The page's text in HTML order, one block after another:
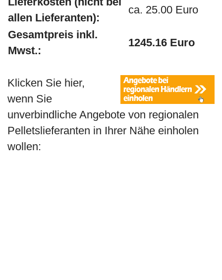
allen Lieferanten):
ca. 25.00 Euro
Gesamtpreis inkl.
Mwst.:
1245.16 Euro
Klicken Sie hier,
wenn Sie
unverbindliche Angebote von regionalen
Pelletslieferanten in Ihrer Nähe einholen
wollen: